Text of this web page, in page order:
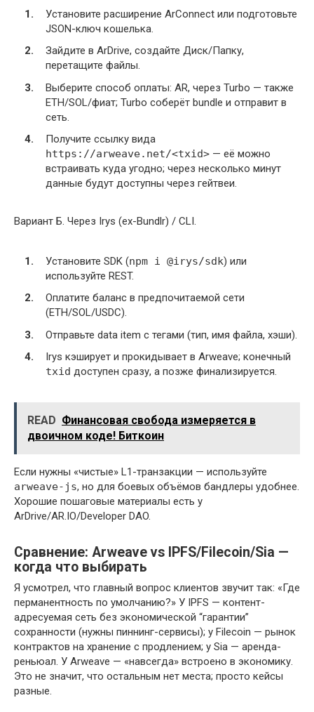
Установите расширение ArConnect или подготовьте
JSON-ключ кошелька.
Зайдите в ArDrive, создайте Диск/Папку,
перетащите файлы.
Выберите способ оплаты: AR, через Turbo — также
ETH/SOL/фиат; Turbo соберёт bundle и отправит в
сеть.
Получите ссылку вида
https://arweave.net/<txid> — её можно
встраивать куда угодно; через несколько минут
данные будут доступны через гейтвеи.
Вариант Б. Через Irys (ex-Bundlr) / CLI.
Установите SDK (npm i @irys/sdk) или
используйте REST.
Оплатите баланс в предпочитаемой сети
(ETH/SOL/USDC).
Отправьте data item с тегами (тип, имя файла, хэши).
Irys кэширует и прокидывает в Arweave; конечный
txid доступен сразу, а позже финализируется.
READ Финансовая свобода измеряется в
двоичном коде! Биткоин
Если нужны «чистые» L1-транзакции — используйте
arweave-js, но для боевых объёмов бандлеры удобнее.
Хорошие пошаговые материалы есть у
ArDrive/AR.IO/Developer DAO.
Сравнение: Arweave vs IPFS/Filecoin/Sia —
когда что выбирать
Я усмотрел, что главный вопрос клиентов звучит так: «Где
перманентность по умолчанию?» У IPFS — контент-
адресуемая сеть без экономической “гарантии”
сохранности (нужны пиннинг-сервисы); у Filecoin — рынок
контрактов на хранение с продлением; у Sia — аренда-
реньюал. У Arweave — «навсегда» встроено в экономику.
Это не значит, что остальным нет места; просто кейсы
разные.